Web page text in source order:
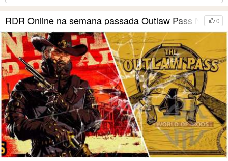
0
RDR Online na semana passada Outlaw Pass No.4